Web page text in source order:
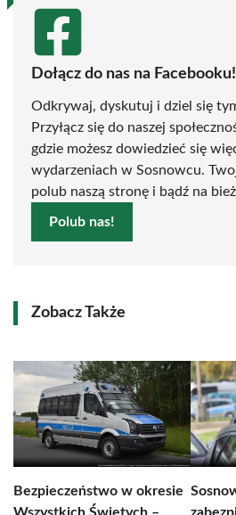
Dołącz do nas na Facebooku!
Odkrywaj, dyskutuj i dziel się
Przyłącz się do naszej
gdzie możesz dowiedzieć się
wydarzeniach w Sosnowcu.
polub naszą stronę i bądź na
Polub nas!
Zobacz Także
Bezpieczeństwo w okresie